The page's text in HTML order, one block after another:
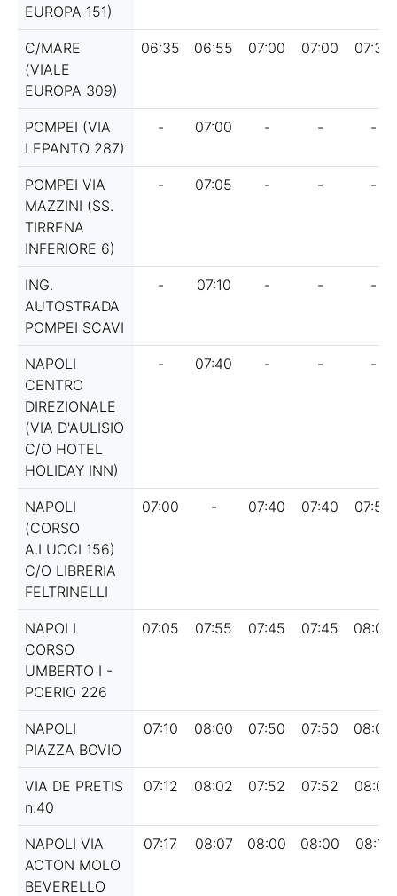
EUROPA 151)
C/MARE
(VIALE
EUROPA 309)
06:35 06:55 07:00 07:00 07:30
POMPEI (VIA
LEPANTO 287)
- 07:00 - - -
POMPEI VIA
MAZZINI (SS.
TIRRENA
INFERIORE 6)
- 07:05 - - -
ING.
AUTOSTRADA
POMPEI SCAVI
- 07:10 - - -
NAPOLI
CENTRO
DIREZIONALE
(VIA D'AULISIO
C/O HOTEL
HOLIDAY INN)
- 07:40 - - -
NAPOLI
(CORSO
A.LUCCI 156)
C/O LIBRERIA
FELTRINELLI
07:00 - 07:40 07:40 07:55
NAPOLI
CORSO
UMBERTO I -
POERIO 226
07:05 07:55 07:45 07:45 08:00
NAPOLI
PIAZZA BOVIO
07:10 08:00 07:50 07:50 08:05
VIA DE PRETIS
n.40
07:12 08:02 07:52 07:52 08:07
NAPOLI VIA
ACTON MOLO
BEVERELLO
07:17 08:07 08:00 08:00 08:15